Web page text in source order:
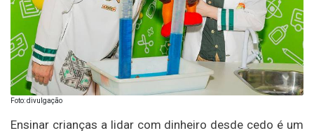
Foto: divulgação
Ensinar crianças a lidar com dinheiro desde cedo é um